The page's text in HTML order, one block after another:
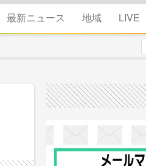
最新ニュース 地域 LIVE